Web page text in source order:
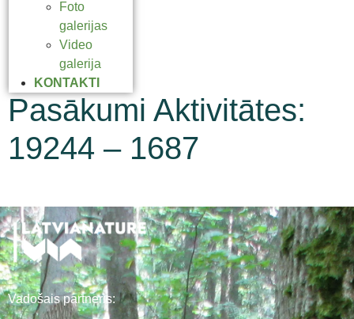
Foto
galerijas
Video
galerija
KONTAKTI
Pasākumi Aktivitātes:
19244 – 1687
Vadošais partneris: